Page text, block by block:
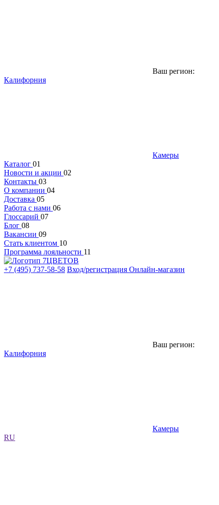
Ваш регион:
Калифорния
Камеры
Каталог 01
Новости и акции 02
Контакты 03
О компании 04
Доставка 05
Работа с нами 06
Глоссарий 07
Блог 08
Вакансии 09
Стать клиентом 10
Программа лояльности 11
+7 (495) 737-58-58 Вход/регистрация Онлайн-магазин
Ваш регион:
Калифорния
Камеры
RU